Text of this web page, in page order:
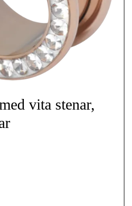
vita stenar,